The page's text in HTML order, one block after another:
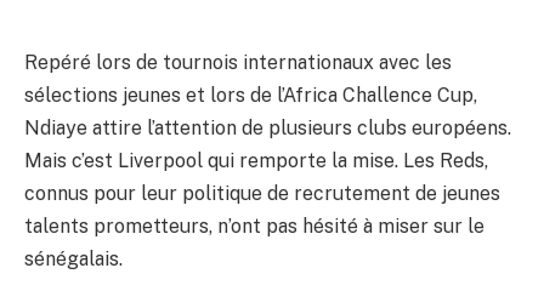
Repéré lors de tournois internationaux avec les
sélections jeunes et lors de l’Africa Challence Cup,
Ndiaye attire l’attention de plusieurs clubs européens.
Mais c’est Liverpool qui remporte la mise. Les Reds,
connus pour leur politique de recrutement de jeunes
talents prometteurs, n’ont pas hésité à miser sur le
sénégalais.